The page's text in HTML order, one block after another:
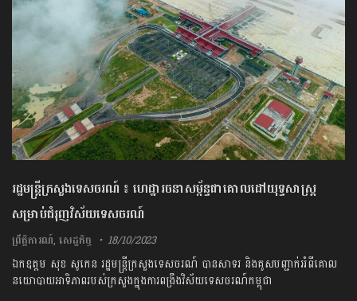
រដ្ឋមន្ត្រីក្រសួងទេសចរណ៍ ៖ ហេដ្ឋារចនាសម្ព័ន្ធជាគោលដៅយុទ្ធសាស្ត្រ
សម្រាប់ជំរុញវិស័យ​ទេសចរណ៍
ព្រឹត្តិការណ៍,សេដ្ឋកិច្ច 18/10/2023
ឯកឧត្តម សុខ សូកេន រដ្ឋមន្ត្រីក្រសួងទេសចរណ៍ បានសាទរ និងគូសបញ្ជាក់អំពីគោល
នយោបាយអាទិភាពរបស់ក្រសួងក្នុងការពង្រឹងវិស័យទេសចរណ៍កម្ពុជា